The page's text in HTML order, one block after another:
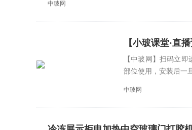
中玻网
【小玻课堂·直
【中玻网】扫码立
部位使用，安装后一
中玻网